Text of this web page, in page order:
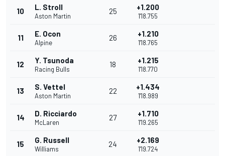
10 L. Stroll
Aston Martin
25 +1.200
1'18.755
11 E. Ocon
Alpine
26 +1.210
1'18.765
12 Y. Tsunoda
Racing Bulls
18 +1.215
1'18.770
13 S. Vettel
Aston Martin
22 +1.434
1'18.989
14 D. Ricciardo
McLaren
27 +1.710
1'19.265
15 G. Russell
Williams
24 +2.169
1'19.724